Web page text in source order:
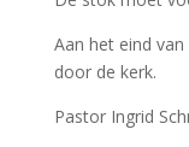
Aan het eind
door de kerk.
Pastor Ingrid